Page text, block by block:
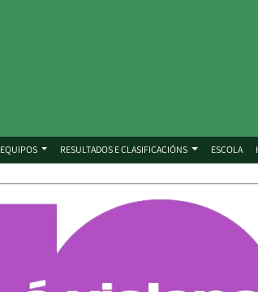
EQUIPOS RESULTADOS E CLASIFICACIÓNS ESCOLA